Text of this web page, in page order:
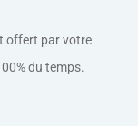
offert par votre
du temps.